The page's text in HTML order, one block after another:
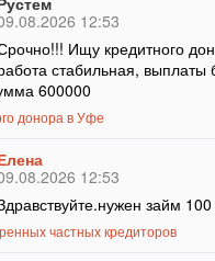
12:53
Ищу кредитного
стабильная, выплаты
600000
донора в Уфе
12:53
займ 100
частных кредиторов